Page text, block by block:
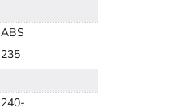
ABS
235
240-